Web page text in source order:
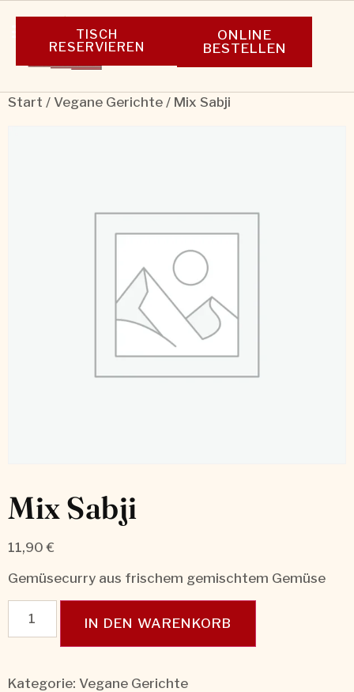
TISCH
RESERVIEREN
ONLINE
BESTELLEN
Start / Vegane Gerichte / Mix Sabji
Mix Sabji
11,90€
Gemüsecurry aus frischem gemischtem Gemüse
IN DEN WARENKORB
Kategorie: Vegane Gerichte